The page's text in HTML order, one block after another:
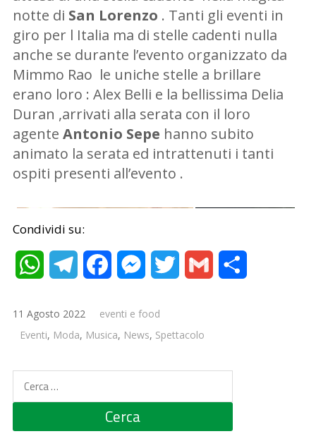
notte di San Lorenzo . Tanti gli eventi in
giro per l Italia ma di stelle cadenti nulla
anche se durante l’evento organizzato da
Mimmo Rao le uniche stelle a brillare
erano loro : Alex Belli e la bellissima Delia
Duran ,arrivati alla serata con il loro
agente Antonio Sepe hanno subito
animato la serata ed intrattenuti i tanti
ospiti presenti all’evento .
Condividi su:
WhatsAppTelegramFacebookMessenger
Twitter Gmail
11 Agosto 2022
eventi e food
Eventi, Moda, Musica, News, Spettacolo